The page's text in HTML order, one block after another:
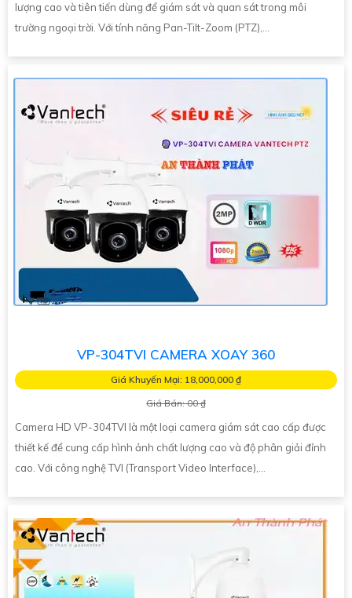
lượng cao và tiên tiến dùng để giám sát và quan sát trong môi
trường ngoại trời. Với tính năng Pan-Tilt-Zoom (PTZ),...
VP-304TVI CAMERA XOAY 360
Giá Khuyến Mại: 18,000,000 ₫
Giá Bán: 00 ₫
Camera HD VP-304TVI là một loại camera giám sát cao cấp được
thiết kế để cung cấp hình ảnh chất lượng cao và độ phân giải đỉnh
cao. Với công nghệ TVI (Transport Video Interface),...